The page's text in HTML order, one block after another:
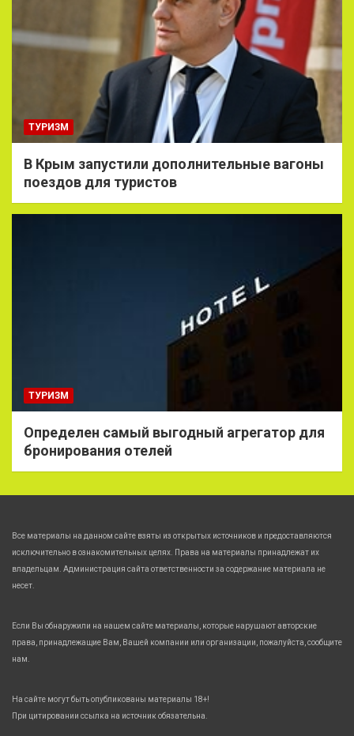
ТУРИЗМ
В Крым запустили дополнительные вагоны
поездов для туристов
ТУРИЗМ
Определен самый выгодный агрегатор для
бронирования отелей
Все материалы на данном сайте взяты из открытых источников и предоставляются
исключительно в ознакомительных целях. Права на материалы принадлежат их
владельцам. Администрация сайта ответственности за содержание материала не
несет.
Если Вы обнаружили на нашем сайте материалы, которые нарушают авторские
права, принадлежащие Вам, Вашей компании или организации, пожалуйста, сообщите
нам.
На сайте могут быть опубликованы материалы 18+!
При цитировании ссылка на источник обязательна.